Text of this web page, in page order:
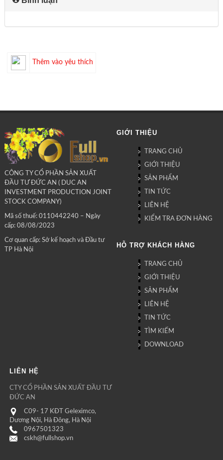
Thêm vào yêu thích
CÔNG TY CỔ PHẦN SẢN XUẤT
ĐẦU TƯ ĐỨC AN ( DUC AN
INVESTMENT PRODUCTION JOINT
STOCK COMPANY)
Mã số thuế: 0110442240 – Ngày
cấp: 08/08/2023
Cơ quan cấp: Sở kế hoạch và Đầu tư
TP Hà Nội
GIỚI THIỆU
TRANG CHỦ
GIỚI THIỆU
SẢN PHẨM
TIN TỨC
LIÊN HỆ
KIỂM TRA ĐƠN HÀNG
HỖ TRỢ KHÁCH HÀNG
TRANG CHỦ
GIỚI THIỆU
SẢN PHẨM
LIÊN HỆ
TIN TỨC
TÌM KIẾM
DOWNLOAD
LIÊN HỆ
CTY CỔ PHẦN SẢN XUẤT ĐẦU TƯ
ĐỨC AN
C09- 17 KĐT Geleximco,
Dương Nội, Hà Đông, Hà Nội
0967501323
cskh@fullshop.vn